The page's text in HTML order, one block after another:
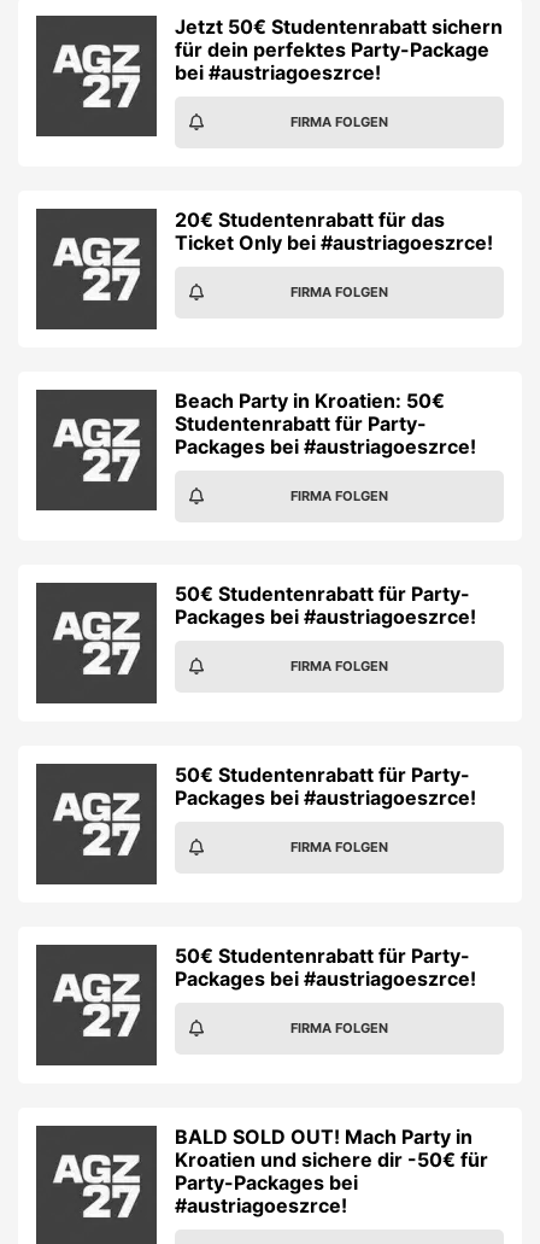
Jetzt 50€ Studentenrabatt sichern
für dein perfektes Party-Package
bei #austriagoeszrce!
FIRMA FOLGEN
20€ Studentenrabatt für das
Ticket Only bei #austriagoeszrce!
FIRMA FOLGEN
Beach Party in Kroatien: 50€
Studentenrabatt für Party-
Packages bei #austriagoeszrce!
FIRMA FOLGEN
50€ Studentenrabatt für Party-
Packages bei #austriagoeszrce!
FIRMA FOLGEN
50€ Studentenrabatt für Party-
Packages bei #austriagoeszrce!
FIRMA FOLGEN
50€ Studentenrabatt für Party-
Packages bei #austriagoeszrce!
FIRMA FOLGEN
BALD SOLD OUT! Mach Party in
Kroatien und sichere dir -50€ für
Party-Packages bei
#austriagoeszrce!